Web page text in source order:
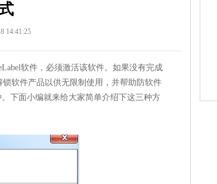
14:41:25
软件，必须激活该软件。如果没有完成
软件产品以供无限制使用，并帮助防软件
下面小编就来给大家简单介绍下这三种方